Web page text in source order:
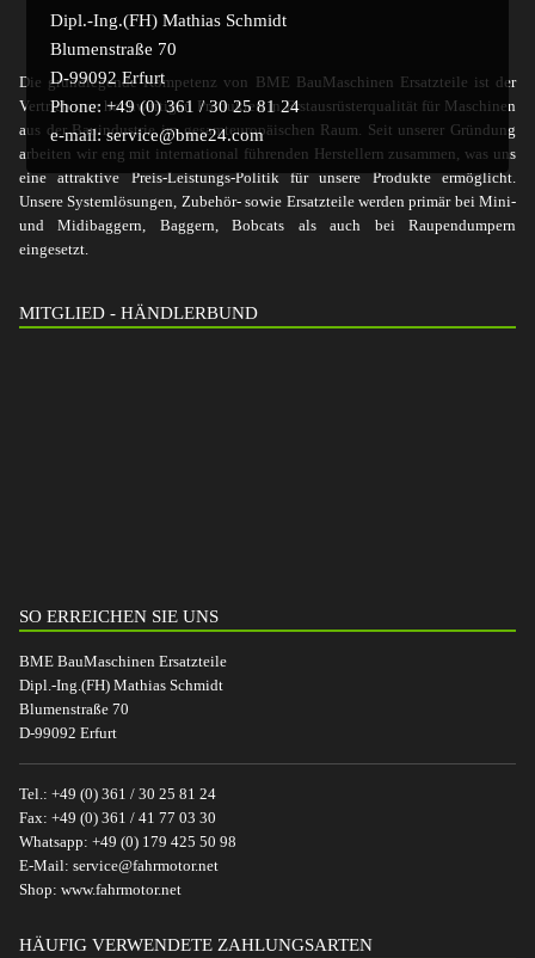
Dipl.-Ing.(FH) Mathias Schmidt
Blumenstraße 70
D-99092 Erfurt
Phone: +49 (0) 361 / 30 25 81 24
e-mail: service@bme24.com
Die grundlegende Kompetenz von BME BauMaschinen Ersatzteile ist der
Vertrieb von hochwertigen Produkten in Erstausrüsterqualität für Maschinen
aus der Bauindustrie im gesamteuropäischen Raum. Seit unserer Gründung
arbeiten wir eng mit international führenden Herstellern zusammen, was uns
eine attraktive Preis-Leistungs-Politik für unsere Produkte ermöglicht.
Unsere Systemlösungen, Zubehör- sowie Ersatzteile werden primär bei Mini-
und Midibaggern, Baggern, Bobcats als auch bei Raupendumpern
eingesetzt.
MITGLIED - HÄNDLERBUND
SO ERREICHEN SIE UNS
BME BauMaschinen Ersatzteile
Dipl.-Ing.(FH) Mathias Schmidt
Blumenstraße 70
D-99092 Erfurt
Tel.: +49 (0) 361 / 30 25 81 24
Fax: +49 (0) 361 / 41 77 03 30
Whatsapp: +49 (0) 179 425 50 98
E-Mail: service@fahrmotor.net
Shop: www.fahrmotor.net
HÄUFIG VERWENDETE ZAHLUNGSARTEN